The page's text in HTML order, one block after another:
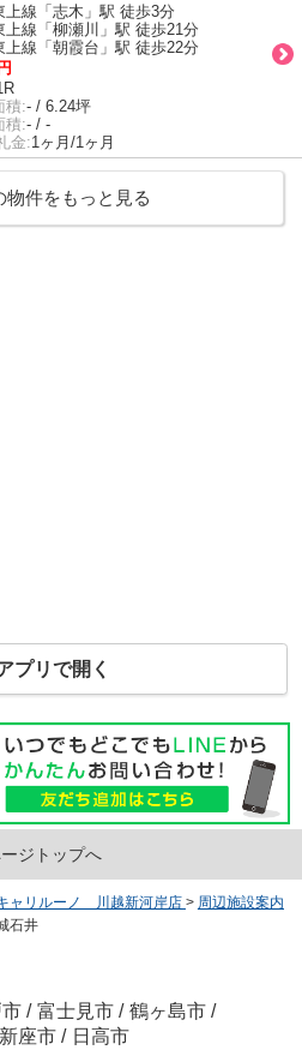
上線「志木」駅 徒歩3分
上線「柳瀬川」駅 徒歩21分
上線「朝霞台」駅 徒歩22分
積:- / 6.24坪
積:- / -
金:1ヶ月/1ヶ月
物件をもっと見る
プリで開く
ジトップへ
ャリルーノ 川越新河岸店 > 周辺施設案内
石井
/ 富士見市 / 鶴ヶ島市 /
新座市 / 日高市